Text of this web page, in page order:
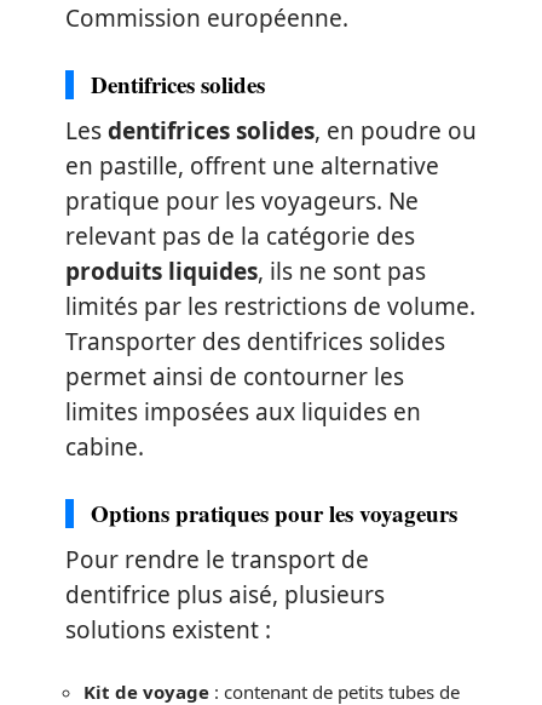
Commission européenne.
Dentifrices solides
Lesdentifrices solides, en poudre ou
en pastille, offrent une alternative
pratique pour les voyageurs. Ne
relevant pas de la catégorie des
produits liquides, ils ne sont pas
limités par les restrictions de volume.
Transporter des dentifrices solides
permet ainsi de contourner les
limites imposées aux liquides en
cabine.
Options pratiques pour les voyageurs
Pour rendre le transport de
dentifrice plus aisé, plusieurs
solutions existent :
Kit de voyage : contenant de petits tubes de